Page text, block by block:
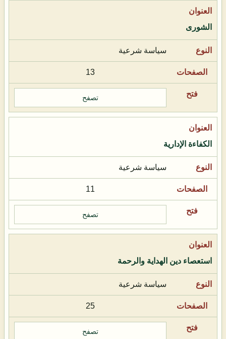
الشورى
سياسة شرعية
13
تصفح
الكفاءة الإدارية
سياسة شرعية
11
تصفح
استعصاء دين الهداية والرحمة
سياسة شرعية
25
تصفح